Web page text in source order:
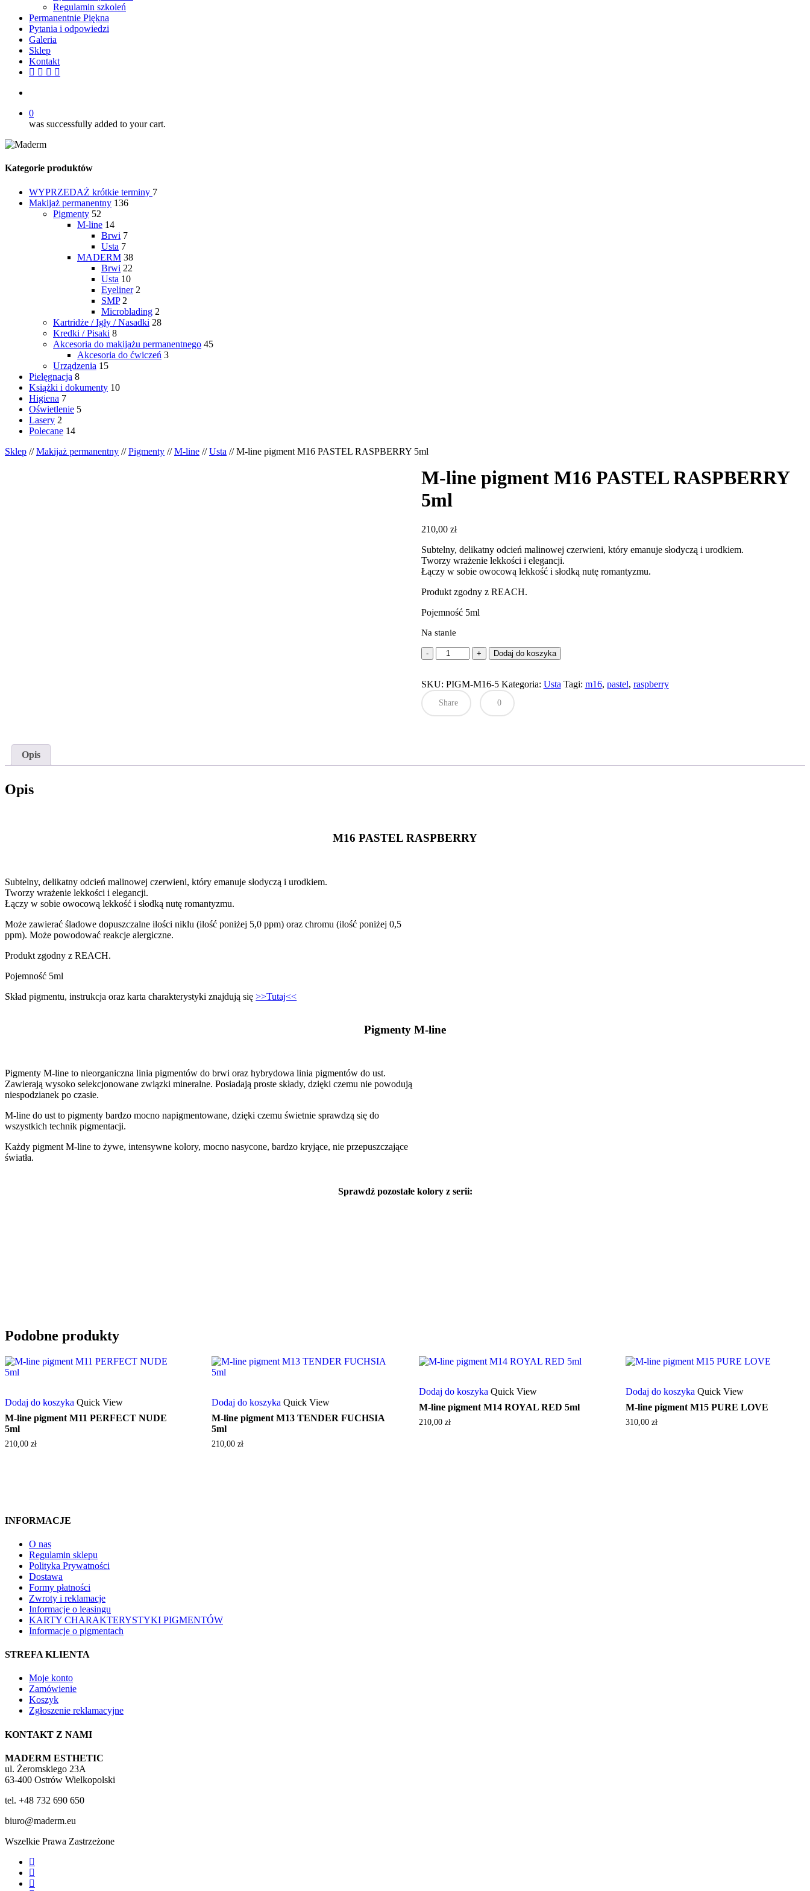
Regulamin szkoleń
Permanentnie Piękna
Pytania i odpowiedzi
Galeria
Sklep
Kontakt
twitter
facebook
youtube
instagram
0
was successfully added to your cart.
Kategorie produktów
WYPRZEDAŻ krótkie terminy 7
Makijaż permanentny 136
Pigmenty 52
M-line 14
Brwi 7
Usta 7
MADERM 38
Brwi 22
Usta 10
Eyeliner 2
SMP 2
Microblading 2
Kartridże / Igły / Nasadki 28
Kredki / Pisaki 8
Akcesoria do makijażu permanentnego 45
Akcesoria do ćwiczeń 3
Urządzenia 15
Pielęgnacja 8
Książki i dokumenty 10
Higiena 7
Oświetlenie 5
Lasery 2
Polecane 14
Sklep //Makijaż permanentny //Pigmenty //M-line //Usta // M-line pigment M16 PASTEL RASPBERRY 5ml
M-line pigment M16 PASTEL RASPBERRY
5ml
210,00 zł
Subtelny, delikatny odcień malinowej czerwieni, który emanuje słodyczą i urodkiem.
Tworzy wrażenie lekkości i elegancji.
Łączy w sobie owocową lekkość i słodką nutę romantyzmu.
Produkt zgodny z REACH.
Pojemność 5ml
Na stanie
ilość
M-
pigment
PASTEL
RASPBERRY
Dodaj do koszyka
SKU: PIGM-M16-5 Kategoria: Usta Tagi: m16, pastel, raspberry
Share 0
Opis
Opis
M16 PASTEL RASPBERRY
Subtelny, delikatny odcień malinowej czerwieni, który emanuje słodyczą i urodkiem.
Tworzy wrażenie lekkości i elegancji.
Łączy w sobie owocową lekkość i słodką nutę romantyzmu.
Może zawierać śladowe dopuszczalne ilości niklu (ilość poniżej 5,0 ppm) oraz chromu (ilość poniżej 0,5
ppm). Może powodować reakcje alergiczne.
Produkt zgodny z REACH.
Pojemność 5ml
Skład pigmentu, instrukcja oraz karta charakterystyki znajdują się>>Tutaj<<
Pigmenty M-line
Pigmenty M-line to nieorganiczna linia pigmentów do brwi oraz hybrydowa linia pigmentów do ust.
Zawierają wysoko selekcjonowane związki mineralne. Posiadają proste składy, dzięki czemu nie powodują
niespodzianek po czasie.
M-line do ust to pigmenty bardzo mocno napigmentowane, dzięki czemu świetnie sprawdzą się do
wszystkich technik pigmentacji.
Każdy pigment M-line to żywe, intensywne kolory, mocno nasycone, bardzo kryjące, nie przepuszczające
światła.
Sprawdź pozostałe kolory z serii:
Podobne produkty
Dodaj do koszyka Quick View
M-line pigment M11 PERFECT NUDE
5ml
210,00 zł
Dodaj do koszyka Quick View
M-line pigment M13 TENDER FUCHSIA
5ml
210,00zł
Dodaj do koszyka Quick View
M-line pigment M14 ROYAL RED 5ml
210,00 zł
Dodaj do koszyka Quick View
M-line pigment M15 PURE LOVE
310,00 zł
INFORMACJE
O nas
Regulamin sklepu
Polityka Prywatności
Dostawa
Formy płatności
Zwroty i reklamacje
Informacje o leasingu
KARTY CHARAKTERYSTYKI PIGMENTÓW
Informacje o pigmentach
STREFA KLIENTA
Moje konto
Zamówienie
Koszyk
Zgłoszenie reklamacyjne
KONTAKT Z NAMI
MADERM ESTHETIC
ul. Żeromskiego 23A
63-400 Ostrów Wielkopolski
tel. +48 732 690 650
biuro@maderm.eu
Wszelkie Prawa Zastrzeżone
twitter
facebook
youtube